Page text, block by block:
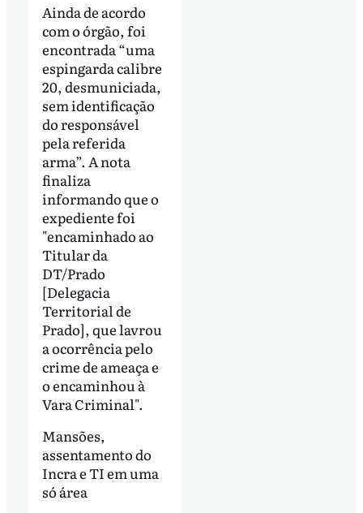
Ainda de acordo
com o órgão, foi
encontrada “uma
espingarda calibre
20, desmuniciada,
sem identificação
do responsável
pela referida
arma”. A nota
finaliza
informando que o
expediente foi
"encaminhado ao
Titular da
DT/Prado
[Delegacia
Territorial de
Prado], que lavrou
a ocorrência pelo
crime de ameaça e
o encaminhou à
Vara Criminal".
Mansões,
assentamento do
Incra e TI em uma
só área